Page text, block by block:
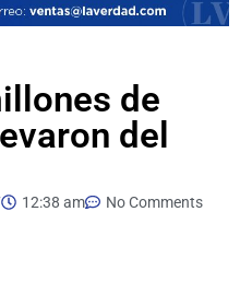
de
del
12:38 am No Comments